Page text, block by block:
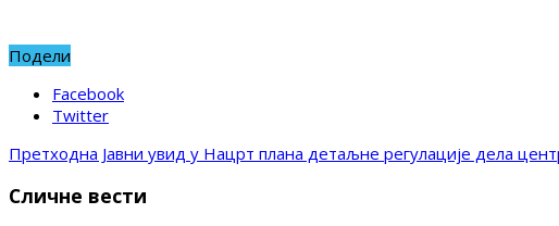
Подели
Facebook
Twitter
Претходна Јавни увид у Нацрт плана детаљне регулације дела
Сличне вести